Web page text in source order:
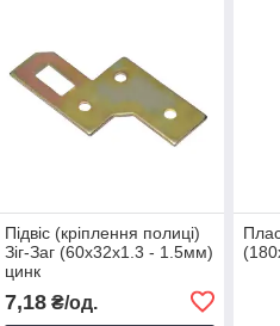
Підвіс (кріплення полиці)
Зіг-Заг (60х32х1.3 - 1.5мм)
цинк
7,18₴/од.